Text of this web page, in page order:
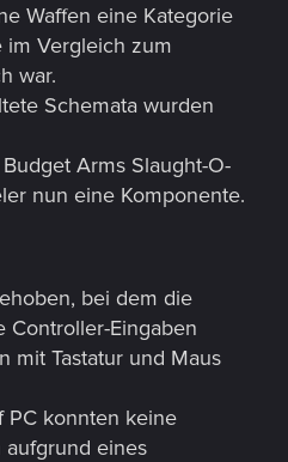
Waffen eine Kategorie
im Vergleich zum
war.
Schemata wurden
Arms Slaught-O-
nun eine Komponente.
bei dem die
Controller-Eingaben
mit Tastatur und Maus
PC konnten keine
aufgrund eines